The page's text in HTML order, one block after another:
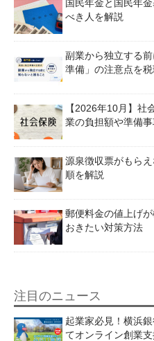
国民年金と国民年
べき人を解説
副業から独立する
準備」の注意点を
【2026年10月】社
業の負担額や準備
源泉徴収票がもら
順を解説
郵便料金の値上げ
おきたい対策方法
注目のニュース
起業家必見！横浜
てオンライン創業